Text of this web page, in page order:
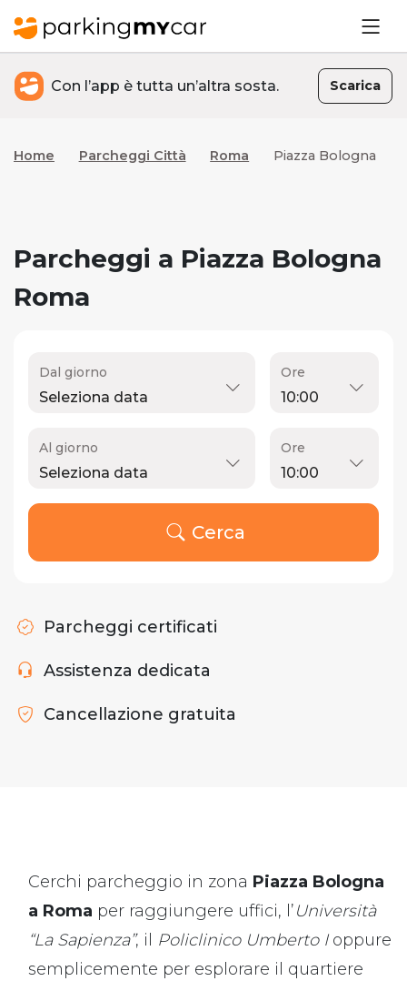
Con l’app è tutta un’altra sosta. Scarica
Home Parcheggi Città Roma Piazza Bologna
Parcheggi a Piazza Bologna
Roma
Dal giorno Ore
Al giorno Ore
Cerca
Parcheggi certificati
Assistenza dedicata
Cancellazione gratuita
Cerchi parcheggio in zona Piazza Bologna
a Roma per raggiungere uffici, l’Università
“La Sapienza”, il Policlinico Umberto Ioppure
semplicemente per esplorare il quartiere